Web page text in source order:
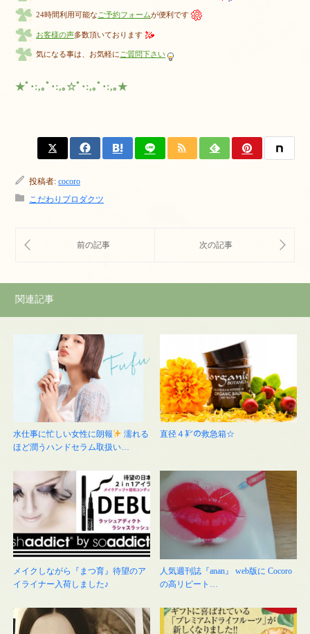
24時間利用可能な ご予約フォームが便利です
お客様の声多数頂いております
気になる事は、お気軽に ご質問下さい
★ﾟ･:,｡ﾟ･:,｡☆ﾟ･:,｡ﾟ･:,｡★
投稿者: cocoro
こだわりプロダクツ
関連記事
水仕事に忙しい女性に朗報
濡れる
ほど潤うハンドセラム取扱い…
直径４㌢の救急箱☆
メイクしながら『まつ育』待望のア
イライナー入荷しました♪
人気週刊誌『anan』 web版に Cocoro
の高リピート…